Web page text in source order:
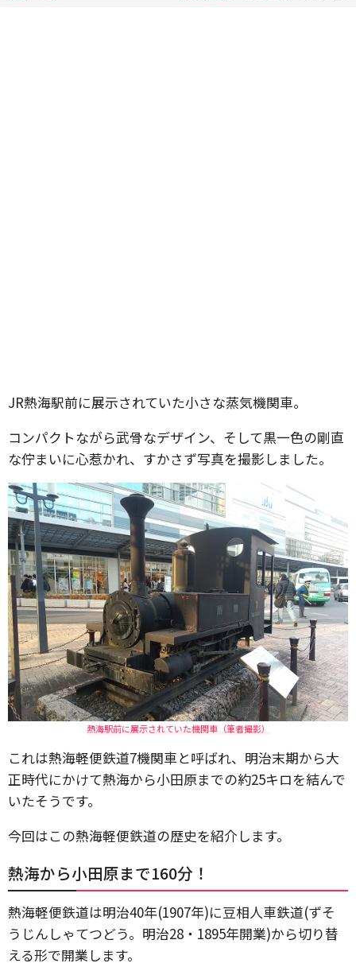
JR熱海駅前に展示されていた小さな蒸気機関車。
コンパクトながら武骨なデザイン、そして黒一色の剛直
な佇まいに心惹かれ、すかさず写真を撮影しました。
熱海駅前に展示されていた機関車（筆者撮影）
これは熱海軽便鉄道7機関車と呼ばれ、明治末期から大
正時代にかけて熱海から小田原までの約25キロを結んで
いたそうです。
今回はこの熱海軽便鉄道の歴史を紹介します。
熱海から小田原まで160分！
熱海軽便鉄道は明治40年(1907年)に豆相人車鉄道(ずそ
うじんしゃてつどう。明治28・1895年開業)から切り替
える形で開業します。